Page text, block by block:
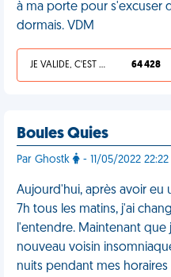
à ma porte pour s'excuser
dormais. VDM
JE VALIDE, C'EST UNE VDM 64 428
Boules Quies
Par Ghostk - 11/05/2022 22:22
Aujourd'hui, après avoir eu
7h tous les matins, j'ai
l'entendre. Maintenant que
nouveau voisin
nuits pendant mes